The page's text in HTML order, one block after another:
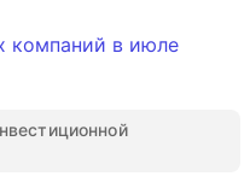
компаний в июле